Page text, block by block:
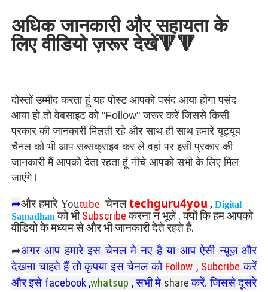
अधिक जानकारी और सहायता के
लिए वीडियो ज़रूर देखें🔻🔻
दोस्तों उम्मीद करता हूं यह पोस्ट आपको पसंद आया होगा पसंद
आया हो तो वेबसाइट को "Follow" जरूर करें जिससे किसी
प्रकार की जानकारी मिलती रहे और साथ ही साथ हमारे यूट्यूब
चैनल को भी आप सब्सक्राइब कर ले वहां पर इसी प्रकार की
जानकारी मैं आपको देता रहता हूं नीचे आपको सभी के लिए मिल
जाएंगे l
➦और हमारेYoutube चेनलtechguru4you , Digital
Samadhan को भीSubscribeकरना न भूलें . क्यों कि हम आपको
वीडियो के मध्यम से और भी जानकारी देते रहते हैं.
➦अगर आप हमारे इस चेनल मे नए है या आप ऐसी न्यूज़ और
देखना चाहते हैं तो कृपया इस चेनल को Follow , Subcribe करें
और इसे facebook,whatsup , सभी मे shareकरें. जिससे दूसरे